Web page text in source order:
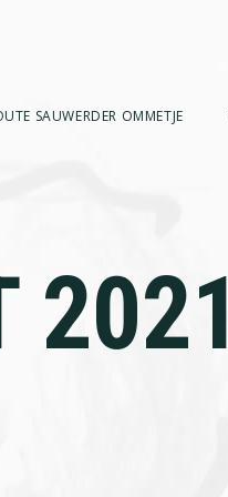
SAUWERDER OMMETJE
2021